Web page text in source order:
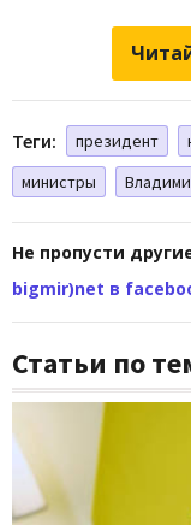
Теги: президент
министры
Не пропусти
bigmir)net в
Статьи по